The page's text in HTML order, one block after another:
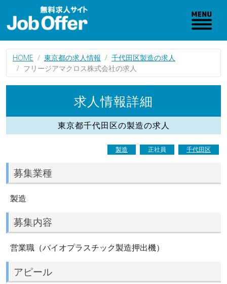
HOME 東京都の求人情報
千代田区製造の求人
フリージアマクロス株式会社の求人
求人情報詳細
東京都千代田区の製造の求人
製造 正社員 千代田区
募集業種
製造
募集内容
営業職（バイオプラスチック製造押出機）
アピール